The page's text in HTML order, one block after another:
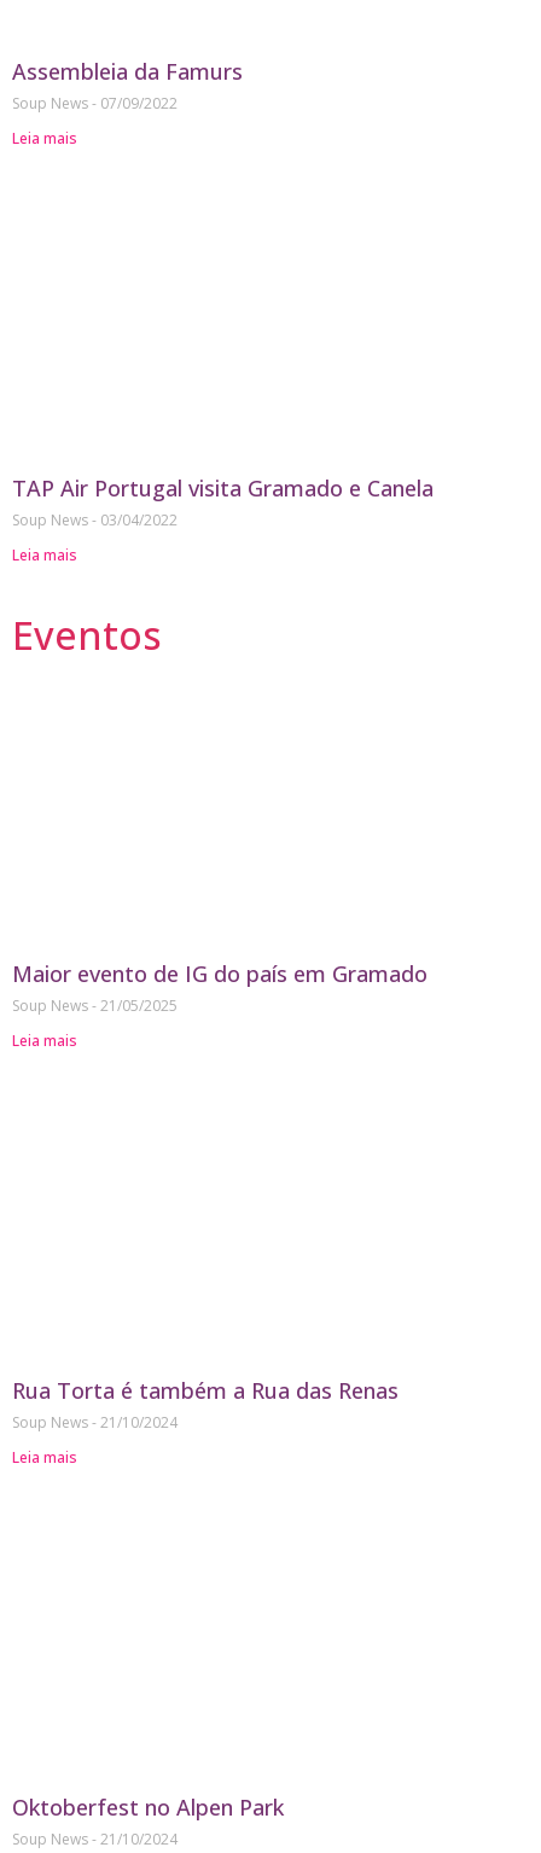
Assembleia da Famurs
Soup News
07/09/2022
Leia mais
TAP Air Portugal visita Gramado e Canela
Soup News
03/04/2022
Leia mais
Eventos
Maior evento de IG do país em Gramado
Soup News 21/05/2025
Leia mais
Rua Torta é também a Rua das Renas
Soup News 21/10/2024
Leia mais
Oktoberfest no Alpen Park
Soup News 21/10/2024